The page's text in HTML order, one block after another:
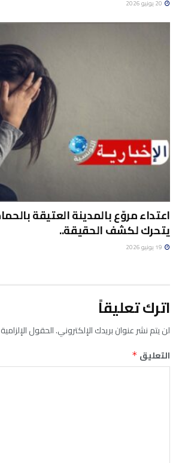
اعتداء مروّع بالمدينة العتيقة
يتحرك لكشف الحقيقة..
اترك تعليقاً
لن يتم نشر عنوان بريدك الإلكتروني.الحقول
التعليق *